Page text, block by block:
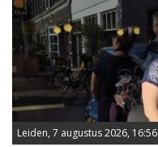
Leiden, 7 augustus 2026, 16:56